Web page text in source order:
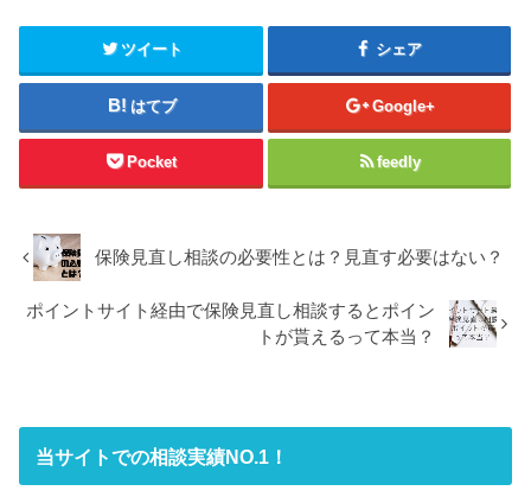
ツイート シェア
はてブ Google+
Pocket feedly
保険見直し相談の必要性とは？見直す必要はない？
ポイントサイト経由で保険見直し相談するとポイン
トが貰えるって本当？
当サイトでの相談実績NO.1！